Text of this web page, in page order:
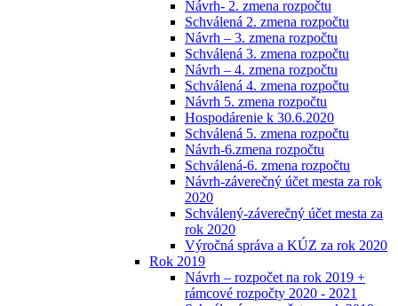
Návrh- 2. zmena rozpočtu
Schválená 2. zmena rozpočtu
Návrh – 3. zmena rozpočtu
Schválená 3. zmena rozpočtu
Návrh – 4. zmena rozpočtu
Schválená 4. zmena rozpočtu
Návrh 5. zmena rozpočtu
Hospodárenie k 30.6.2020
Schválená 5. zmena rozpočtu
Návrh-6.zmena rozpočtu
Schválená-6. zmena rozpočtu
Návrh-záverečný účet mesta za rok
2020
Schválený-záverečný účet mesta za
rok 2020
Výročná správa a KÚZ za rok 2020
Rok 2019
Návrh – rozpočet na rok 2019 +
rámcové rozpočty 2020 - 2021